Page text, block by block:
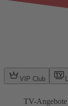
VIP Club
TV-Angebote